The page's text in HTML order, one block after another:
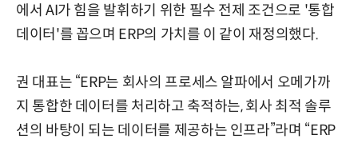
에서 AI가 힘을 발휘하기 위한 필수 전제 조건으로 '통합
데이터'를 꼽으며 ERP의 가치를 이 같이 재정의했다.
권 대표는 “ERP는 회사의 프로세스 알파에서 오메가까
지 통합한 데이터를 처리하고 축적하는, 회사 최적 솔루
션의 바탕이 되는 데이터를 제공하는 인프라”라며 “ERP